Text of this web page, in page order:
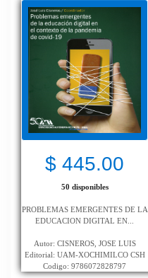
$ 445.00
50 disponibles
PROBLEMAS EMERGENTES DE LA
EDUCACION DIGITAL EN...
Autor: CISNEROS, JOSE LUIS
Editorial: UAM-XOCHIMILCO CSH
Codigo: 9786072828797